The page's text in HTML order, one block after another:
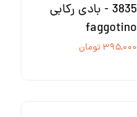
3835 - بادی رکابی
faggotino
۳۹۵,۰۰۰ تومان